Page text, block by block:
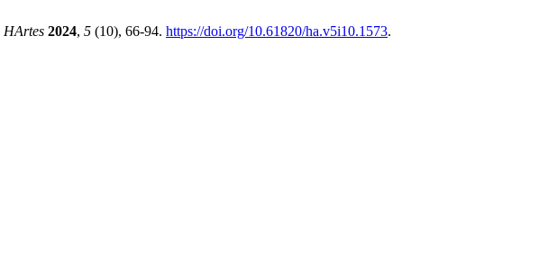
HArtes 2024, 5 (10), 66-94. https://doi.org/10.61820/ha.v5i10.1573.